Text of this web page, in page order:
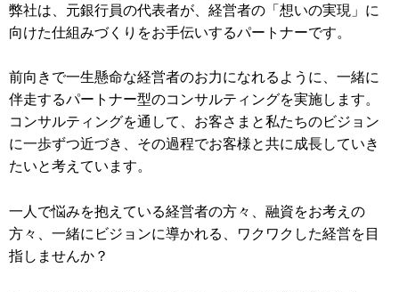
弊社は、元銀行員の代表者が、経営者の「想いの実現」に
向けた仕組みづくりをお手伝いするパートナーです。
前向きで一生懸命な経営者のお力になれるように、一緒に
伴走するパートナー型のコンサルティングを実施します。
コンサルティングを通して、お客さまと私たちのビジョン
に一歩ずつ近づき、その過程でお客様と共に成長していき
たいと考えています。
一人で悩みを抱えている経営者の方々、融資をお考えの
方々、一緒にビジョンに導かれる、ワクワクした経営を目
指しませんか？